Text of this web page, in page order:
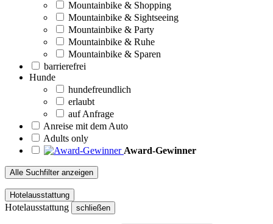
Mountainbike & Shopping
Mountainbike & Sightseeing
Mountainbike & Party
Mountainbike & Ruhe
Mountainbike & Sparen
barrierefrei
Hunde
hundefreundlich
erlaubt
auf Anfrage
Anreise mit dem Auto
Adults only
Award-Gewinner
Alle Suchfilter anzeigen
Hotelausstattung
Hotelausstattung schließen